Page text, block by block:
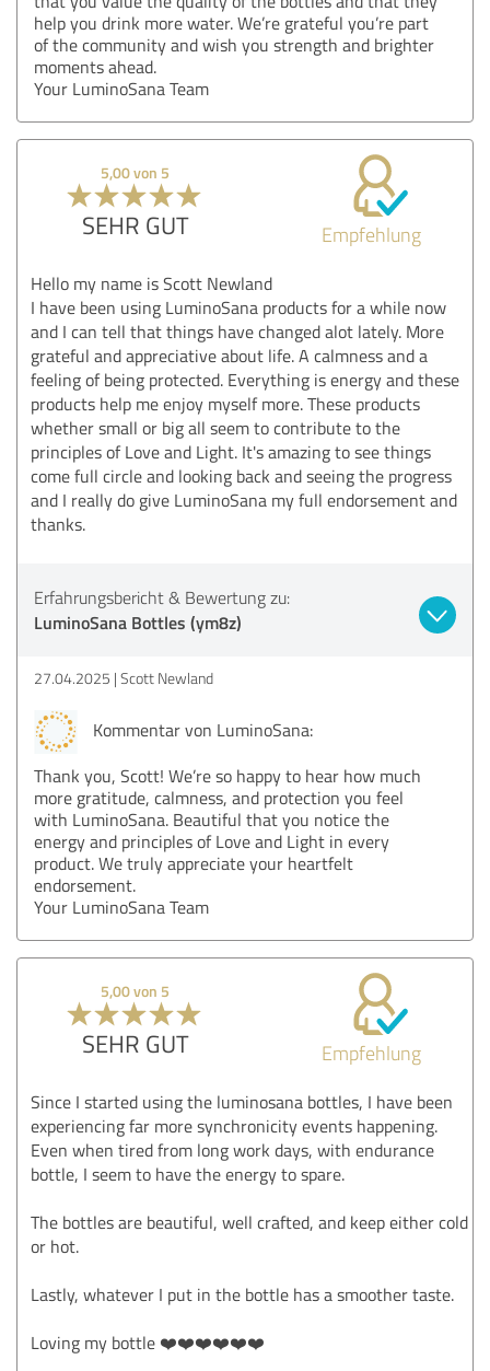
help you drink more water. We’re grateful you’re part
of the community and wish you strength and brighter
moments ahead.
Your LuminoSana Team
5,00 von 5
SEHR GUT Empfehlung
Hello my name is Scott Newland
I have been using LuminoSana products for a while now
and I can tell that things have changed alot lately. More
grateful and appreciative about life. A calmness and a
feeling of being protected. Everything is energy and these
products help me enjoy myself more. These products
whether small or big all seem to contribute to the
principles of Love and Light. It's amazing to see things
come full circle and looking back and seeing the progress
and I really do give LuminoSana my full endorsement and
thanks.
Erfahrungsbericht & Bewertung zu:
LuminoSana Bottles (ym8z)
27.04.2025 Scott Newland
Kommentar von LuminoSana:
Thank you, Scott! We’re so happy to hear how much
more gratitude, calmness, and protection you feel
with LuminoSana. Beautiful that you notice the
energy and principles of Love and Light in every
product. We truly appreciate your heartfelt
endorsement.
Your LuminoSana Team
5,00 von 5
SEHR GUT Empfehlung
Since I started using the luminosana bottles, I have been
experiencing far more synchronicity events happening.
Even when tired from long work days, with endurance
bottle, I seem to have the energy to spare.
The bottles are beautiful, well crafted, and keep either cold
or hot.
Lastly, whatever I put in the bottle has a smoother taste.
Loving my bottle ❤️❤️❤️❤️❤️❤️